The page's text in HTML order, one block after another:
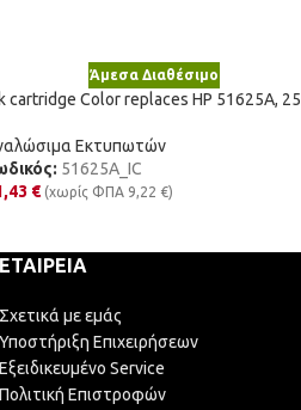
Άμεσα Διαθέσιμο
cartridge Color replaces HP 51625A, 25
Εκτυπωτών
51625A_IC
€ (χωρίς ΦΠΑ 9,22 €)
ΕΤΑΙΡΕΊΑ
Σχετικά με εμάς
Υποστήριξη Επιχειρήσεων
Εξειδικευμένο Service
Πολιτική Επιστροφών